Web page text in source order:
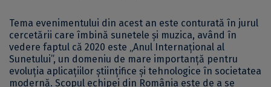
Tema evenimentului din acest an este conturată în jurul
cercetării care îmbină sunetele și muzica, având în
vedere faptul că 2020 este „Anul Internațional al
Sunetului”, un domeniu de mare importanță pentru
evoluția aplicațiilor științifice și tehnologice în societatea
modernă. Scopul echipei din România este de a se